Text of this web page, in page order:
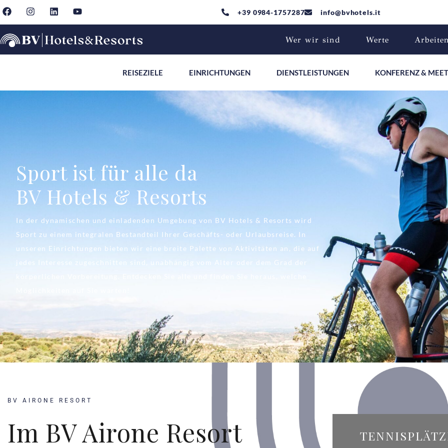
+39 0984-1757287 info@bvhotels.it
Wer wir sind Werte
REISEZIELE EINRICHTUNGEN DIENSTLEISTUNGEN KONFERENZ &
Sport ist für alle da
BV Hotels & Resorts
In der dynamischen und einladenden Umgebung von BV Hotels & Resorts wird
Sport zu einem integralen Bestandteil Ihrer Geschäfts- oder Urlaubsreise. In
unseren Einrichtungen bieten wir eine breite Palette von Aktivitäten an, die auf
jedes Interesse zugeschnitten sind, unabhängig vom Alter oder dem Grad der
BV AIRONE RESORT
Im BV Airone Resort